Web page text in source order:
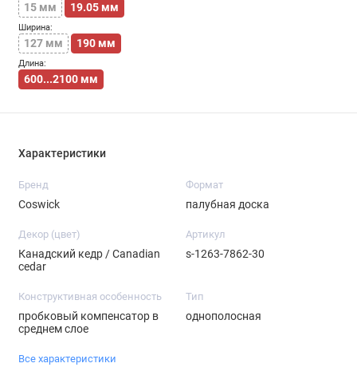
Характеристики
Бренд
Coswick
Формат
палубная доска
Декор (цвет)
Канадский кедр / Canadian
cedar
Артикул
s-1263-7862-30
Конструктивная особенность
пробковый компенсатор в
среднем слое
Тип
однополосная
Все характеристики
15 мм 19.05 мм
Ширина:
127 мм 190 мм
Длина:
600...2100 мм